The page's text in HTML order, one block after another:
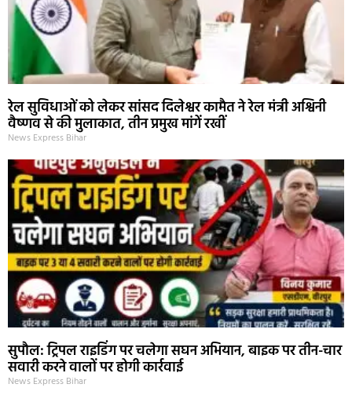
रेल सुविधाओं को लेकर सांसद दिलेश्वर कामैत ने रेल मंत्री अश्विनी
वैष्णव से की मुलाकात, तीन प्रमुख मांगें रखीं
News Express Bihar
सुपौल: ट्रिपल राइडिंग पर चलेगा सघन अभियान, बाइक पर तीन-चार
सवारी करने वालों पर होगी कार्रवाई
News Express Bihar